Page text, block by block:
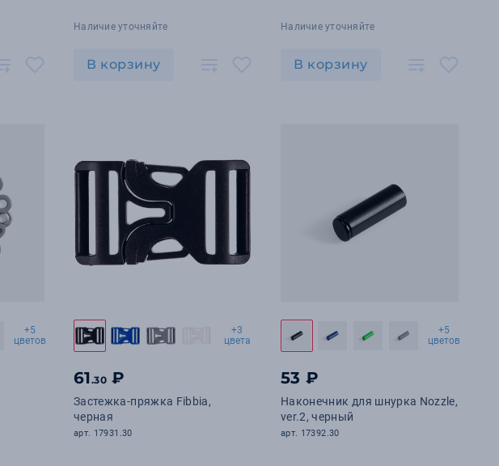
Наличие уточняйте
В корзину
Наличие уточняйте
В корзину
+5
цветов
+3
цвета
61.30 ₽
Застежка-пряжка Fibbia,
черная
арт. 17931.30
+5
цветов
53 ₽
Наконечник для шнурка Nozzle,
ver.2, черный
арт. 17392.30